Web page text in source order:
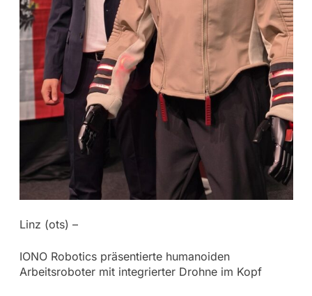
Linz (ots) –
IONO Robotics präsentierte humanoiden
Arbeitsroboter mit integrierter Drohne im Kopf